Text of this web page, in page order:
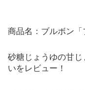
商品名：ブルボン「
砂糖じょうゆの甘
いをレビュー！